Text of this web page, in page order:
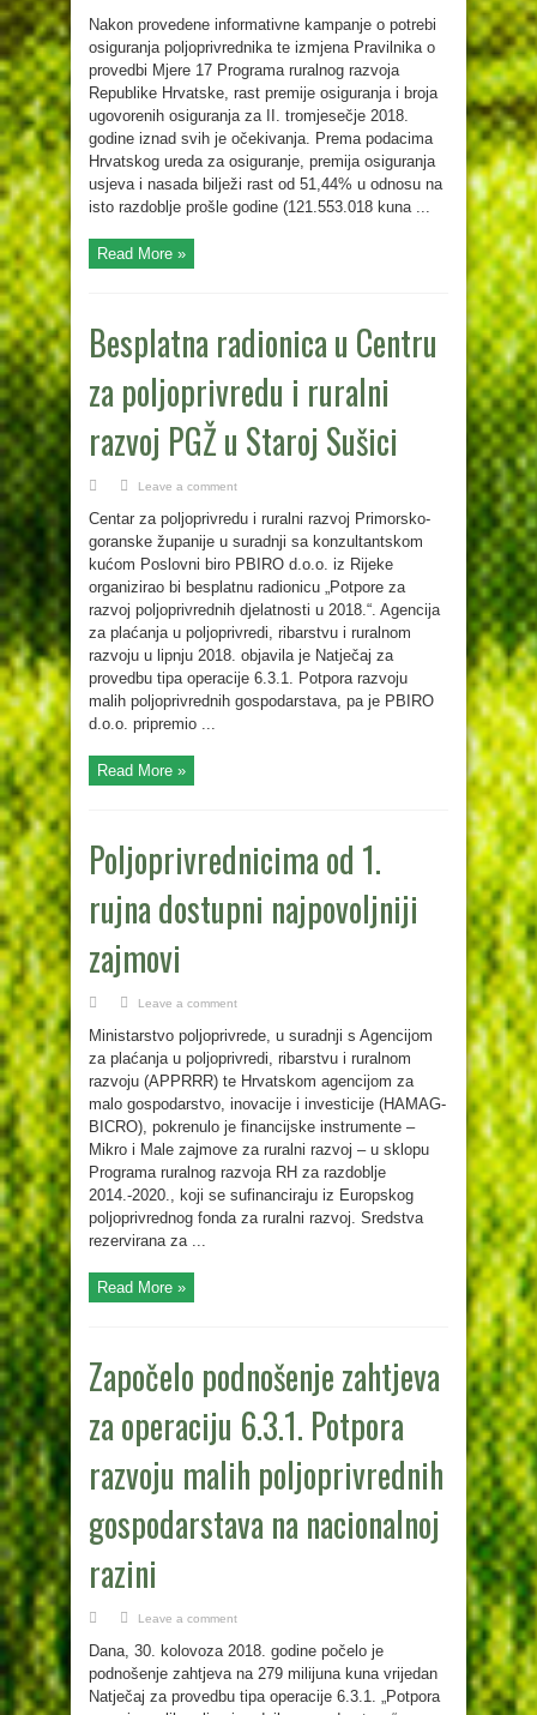
Nakon provedene informativne kampanje o potrebi
osiguranja poljoprivrednika te izmjena Pravilnika o
provedbi Mjere 17 Programa ruralnog razvoja
Republike Hrvatske, rast premije osiguranja i broja
ugovorenih osiguranja za II. tromjesečje 2018.
godine iznad svih je očekivanja. Prema podacima
Hrvatskog ureda za osiguranje, premija osiguranja
usjeva i nasada bilježi rast od 51,44% u odnosu na
isto razdoblje prošle godine (121.553.018 kuna ...
Read More »
Besplatna radionica u Centru
za poljoprivredu i ruralni
razvoj PGŽ u Staroj Sušici
Leave a comment
Centar za poljoprivredu i ruralni razvoj Primorsko-
goranske županije u suradnji sa konzultantskom
kućom Poslovni biro PBIRO d.o.o. iz Rijeke
organizirao bi besplatnu radionicu „Potpore za
razvoj poljoprivrednih djelatnosti u 2018.“. Agencija
za plaćanja u poljoprivredi, ribarstvu i ruralnom
razvoju u lipnju 2018. objavila je Natječaj za
provedbu tipa operacije 6.3.1. Potpora razvoju
malih poljoprivrednih gospodarstava, pa je PBIRO
d.o.o. pripremio ...
Read More »
Poljoprivrednicima od 1.
rujna dostupni najpovoljniji
zajmovi
Leave a comment
Ministarstvo poljoprivrede, u suradnji s Agencijom
za plaćanja u poljoprivredi, ribarstvu i ruralnom
razvoju (APPRRR) te Hrvatskom agencijom za
malo gospodarstvo, inovacije i investicije (HAMAG-
BICRO), pokrenulo je financijske instrumente –
Mikro i Male zajmove za ruralni razvoj – u sklopu
Programa ruralnog razvoja RH za razdoblje
2014.-2020., koji se sufinanciraju iz Europskog
poljoprivrednog fonda za ruralni razvoj. Sredstva
rezervirana za ...
Read More »
Započelo podnošenje zahtjeva
za operaciju 6.3.1. Potpora
razvoju malih poljoprivrednih
gospodarstava na nacionalnoj
razini
Leave a comment
Dana, 30. kolovoza 2018. godine počelo je
podnošenje zahtjeva na 279 milijuna kuna vrijedan
Natječaj za provedbu tipa operacije 6.3.1. „Potpora